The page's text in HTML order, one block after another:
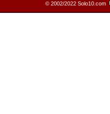
© 2002/2022 Solo10.com